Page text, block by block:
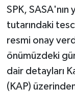
SPK, SASA'nın
tutarındaki
resmi onay
önümüzdeki
dair detayları
(KAP)
Susurluk
TARİHTE
TEKNOLOJİ